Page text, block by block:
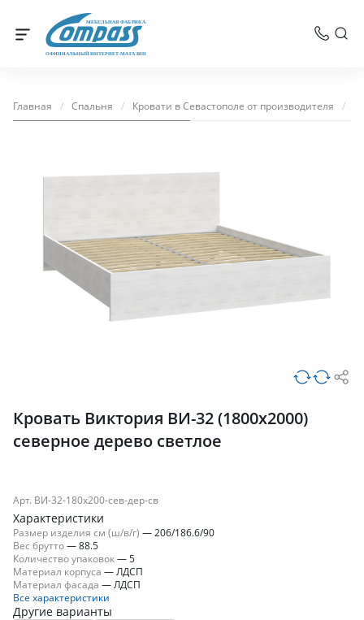
МЕБЕЛЬНАЯ ФАБРИКА
ОФИЦИАЛЬНЫЙ ИНТЕРНЕТ-МАГАЗИН
Главная / Спальня / Кровати в Севастополе от производителя /
Кровать Виктория ВИ-32 (1800x2000)
северное дерево светлое
Арт. ВИ-32-180x200-сев-дер-св
Характеристики
Размер изделия см (ш/в/г) — 206/186.6/90
Вес брутто—88.5
Количество упаковок— 5
Материал корпуса — ЛДСП
Материал фасада — ЛДСП
Все характеристики
Другие варианты